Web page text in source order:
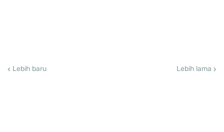
Lebih baru Lebih lama